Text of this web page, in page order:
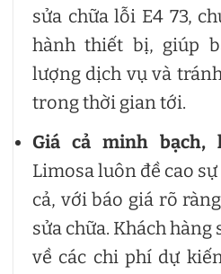
sửa chữa lỗi E4 73,
hành thiết bị, giúp
lượng dịch vụ và
trong thời gian tới.
Giá cả minh bạch,
Limosa luôn đề cao
cả, với báo giá rõ
sửa chữa. Khách hàng
về các chi phí dự